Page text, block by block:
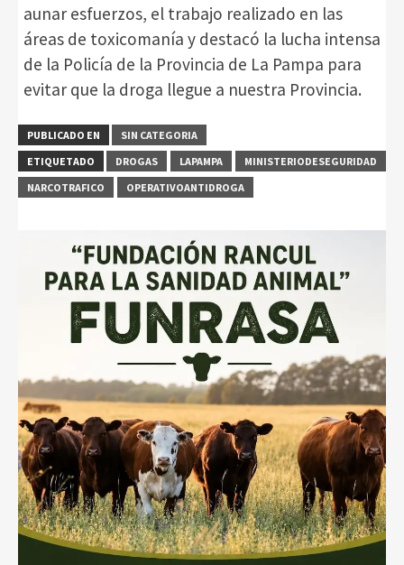
aunar esfuerzos, el trabajo realizado en las
áreas de toxicomanía y destacó la lucha intensa
de la Policía de la Provincia de La Pampa para
evitar que la droga llegue a nuestra Provincia.
PUBLICADO EN
SIN CATEGORIA
ETIQUETADO
DROGAS LAPAMPA
MINISTERIODESEGURIDAD
NARCOTRAFICO
OPERATIVOANTIDROGA